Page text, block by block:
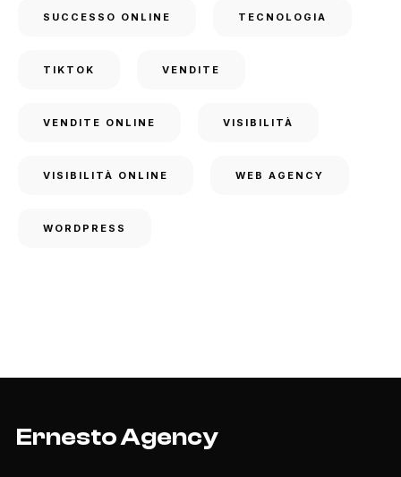
SUCCESSO ONLINE TECNOLOGIA
TIKTOK VENDITE
VENDITE ONLINE VISIBILITÀ
VISIBILITÀ ONLINE WEB AGENCY
WORDPRESS
Ernesto Agency